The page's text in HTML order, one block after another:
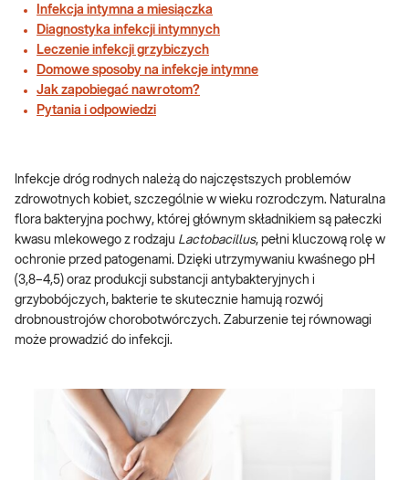
Infekcja intymna a miesiączka
Diagnostyka infekcji intymnych
Leczenie infekcji grzybiczych
Domowe sposoby na infekcje intymne
Jak zapobiegać nawrotom?
Pytania i odpowiedzi
Infekcje dróg rodnych należą do najczęstszych problemów
zdrowotnych kobiet, szczególnie w wieku rozrodczym. Naturalna
flora bakteryjna pochwy, której głównym składnikiem są pałeczki
kwasu mlekowego z rodzaju Lactobacillus, pełni kluczową rolę w
ochronie przed patogenami. Dzięki utrzymywaniu kwaśnego pH
(3,8–4,5) oraz produkcji substancji antybakteryjnych i
grzybobójczych, bakterie te skutecznie hamują rozwój
drobnoustrojów chorobotwórczych. Zaburzenie tej równowagi
może prowadzić do infekcji.